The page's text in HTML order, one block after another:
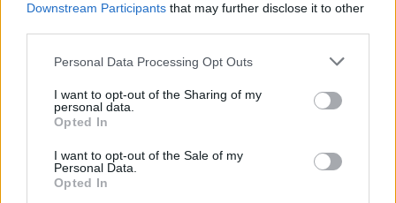
Downstream Participants that may further disclose it to other
Personal Data Processing Opt Outs
I want to opt-out of the Sharing of my
personal data.
Opted In
I want to opt-out of the Sale of my
Personal Data.
Opted In
Η FARIA Renewables προχώρησε στην ηλεκτροδότηση
του αιολικού πάρκου Faria Αίολος Λάρυμνα
5 Αυγούστου 2026
ΥΠΕΝ: Διευρύνεται ο κατάλογος των
Προστατευόμενων Τοπίων σε 12
4 Αυγούστου 2026
Newsletter Citygen.gr